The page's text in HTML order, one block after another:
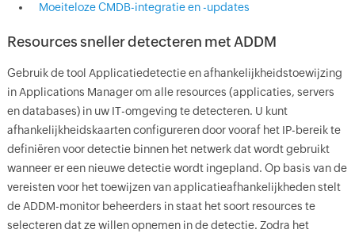
Moeiteloze CMDB-integratie en -updates
Resources sneller detecteren met ADDM
Gebruik de tool Applicatiedetectie en afhankelijkheidstoewijzing
in Applications Manager om alle resources (applicaties, servers
en databases) in uw IT-omgeving te detecteren. U kunt
afhankelijkheidskaarten configureren door vooraf het IP-bereik te
definiëren voor detectie binnen het netwerk dat wordt gebruikt
wanneer er een nieuwe detectie wordt ingepland. Op basis van de
vereisten voor het toewijzen van applicatieafhankelijkheden stelt
de ADDM-monitor beheerders in staat het soort resources te
selecteren dat ze willen opnemen in de detectie. Zodra het